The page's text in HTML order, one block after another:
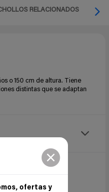
ofertas y
RELACIONADOS
o 150 cm de altura. Tiene
distintas que se adaptan